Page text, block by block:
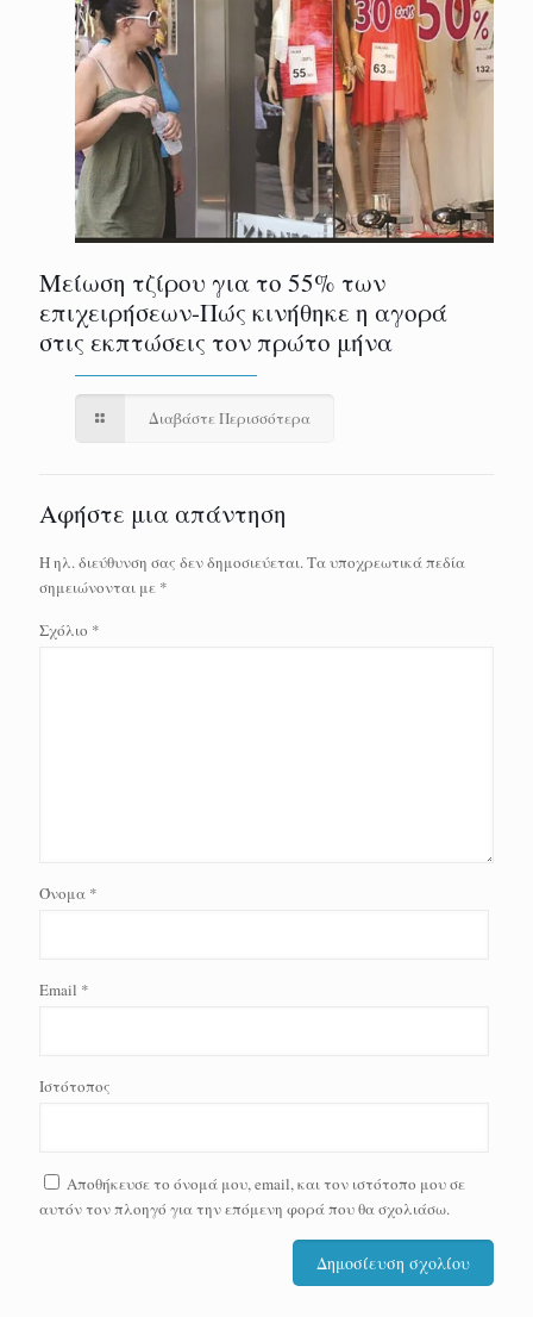
Μείωση τζίρου για το 55% των
επιχειρήσεων-Πώς κινήθηκε η αγορά
στις εκπτώσεις τον πρώτο μήνα
Διαβάστε Περισσότερα
Αφήστε μια απάντηση
Η ηλ. διεύθυνση σας δεν δημοσιεύεται. Τα υποχρεωτικά πεδία
σημειώνονται με *
Σχόλιο *
Όνομα *
Email *
Ιστότοπος
Αποθήκευσε το όνομά μου, email, και τον ιστότοπο μου σε
αυτόν τον πλοηγό για την επόμενη φορά που θα σχολιάσω.